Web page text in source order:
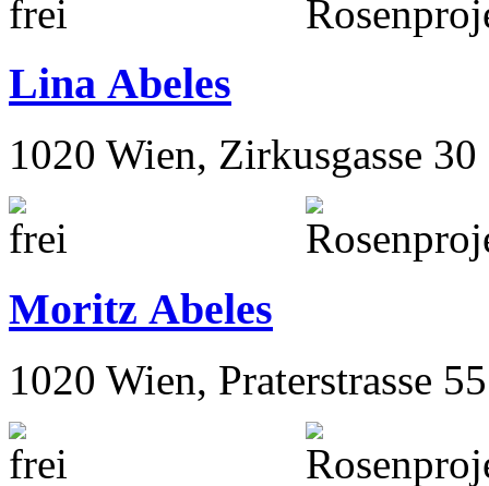
Lina Abeles
1020 Wien, Zirkusgasse 30
Moritz Abeles
1020 Wien, Praterstrasse 55